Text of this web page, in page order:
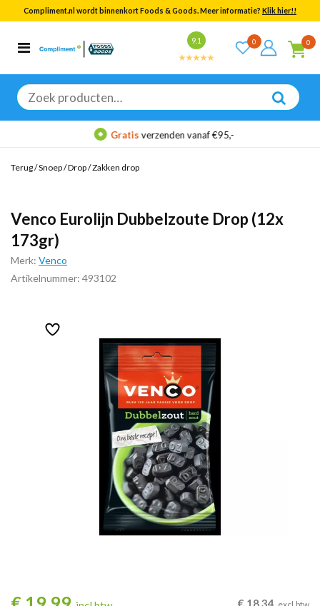
Compliment.nl wordt binnenkort Foods & Goods. Meer informatie? Klik hier!!
9.1 0 0
Zoeken
naar:
Categorieën
Bekijk alle resultaten
Gratisverzenden vanaf €95,-
Terug/Snoep/Drop/Zakken drop
Venco Eurolijn Dubbelzoute Drop (12x
173gr)
Merk: Venco
Artikelnummer: 493102
€ 18,34